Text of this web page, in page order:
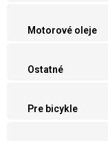
Motorové oleje
Ostatné
Pre bicykle